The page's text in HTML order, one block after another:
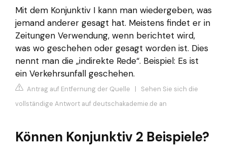
Mit dem Konjunktiv I kann man wiedergeben, was
jemand anderer gesagt hat. Meistens findet er in
Zeitungen Verwendung, wenn berichtet wird,
was wo geschehen oder gesagt worden ist. Dies
nennt man die „indirekte Rede“. Beispiel: Es ist
ein Verkehrsunfall geschehen.
Antrag auf Entfernung der Quelle | Sehen Sie sich die
vollständige Antwort auf deutschakademie.de an
Können Konjunktiv 2 Beispiele?